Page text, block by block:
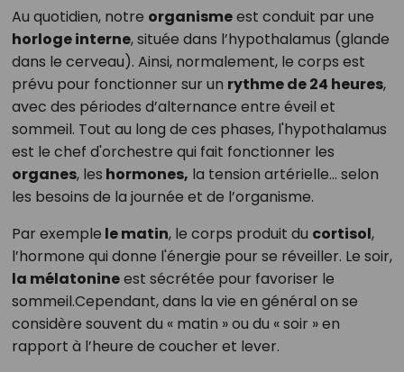
Au quotidien, notre organismeest conduit par une
horloge interne, située dans l’hypothalamus (glande
dans le cerveau). Ainsi, normalement, le corps est
prévu pour fonctionner sur un rythme de 24 heures,
avec des périodes d’alternance entre éveil et
sommeil. Tout au long de ces phases, l'hypothalamus
est le chef d'orchestre qui fait fonctionner les
organes, les hormones, la tension artérielle... selon
les besoins de la journée et de l’organisme.
Par exemple le matin, le corps produit du cortisol,
l’hormone qui donne l'énergie pour se réveiller. Le soir,
la mélatonineest sécrétée pour favoriser le
sommeil.Cependant, dans la vie en général on se
considère souvent du « matin » ou du « soir » en
rapport à l’heure de coucher et lever.